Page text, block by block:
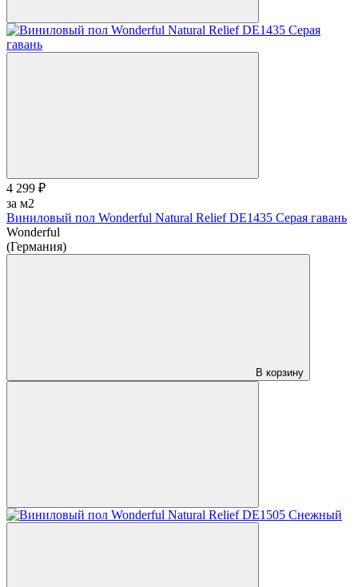
4 299 ₽
за м2
Виниловый пол Wonderful Natural Relief DE1435 Серая гавань
Wonderful
(Германия)
В корзину